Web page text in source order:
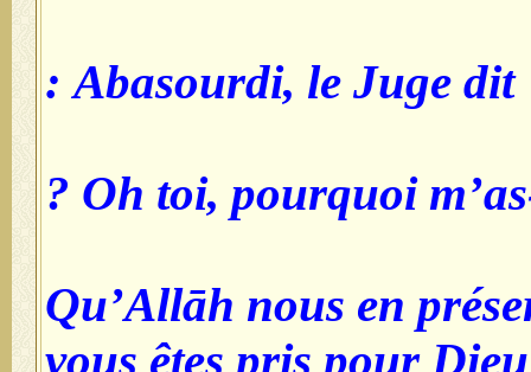
Abasourdi, le Juge dit :
Oh toi, pourquoi
Qu’Allāh nous en
vous êtes pris pour